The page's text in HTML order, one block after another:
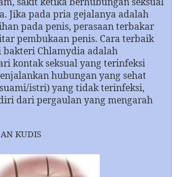
Jika pada pria gejalanya adalah
pada penis, perasaan terbakar
pembukaan penis. Cara terbaik
Chlamydia adalah
kontak seksual yang terinfeksi
hubungan yang sehat
istri) yang tidak terinfeksi,
dari pergaulan yang mengarah
KUDIS